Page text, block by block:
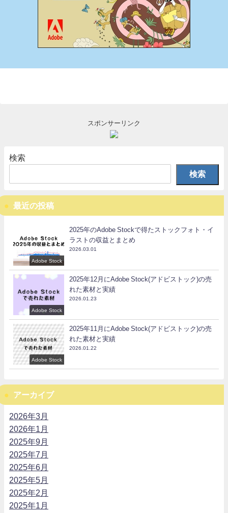
スポンサーリンク
検索
検索
最近の投稿
Adobe Stock
2025年のAdobe Stockで得たストックフォト・イ
ラストの収益とまとめ
2026.03.01
Adobe Stock
2025年12月にAdobe Stock(アドビストック)の売
れた素材と実績
2026.01.23
Adobe Stock
2025年11月にAdobe Stock(アドビストック)の売
れた素材と実績
2026.01.22
アーカイブ
2026年3月
2026年1月
2025年9月
2025年7月
2025年6月
2025年5月
2025年2月
2025年1月